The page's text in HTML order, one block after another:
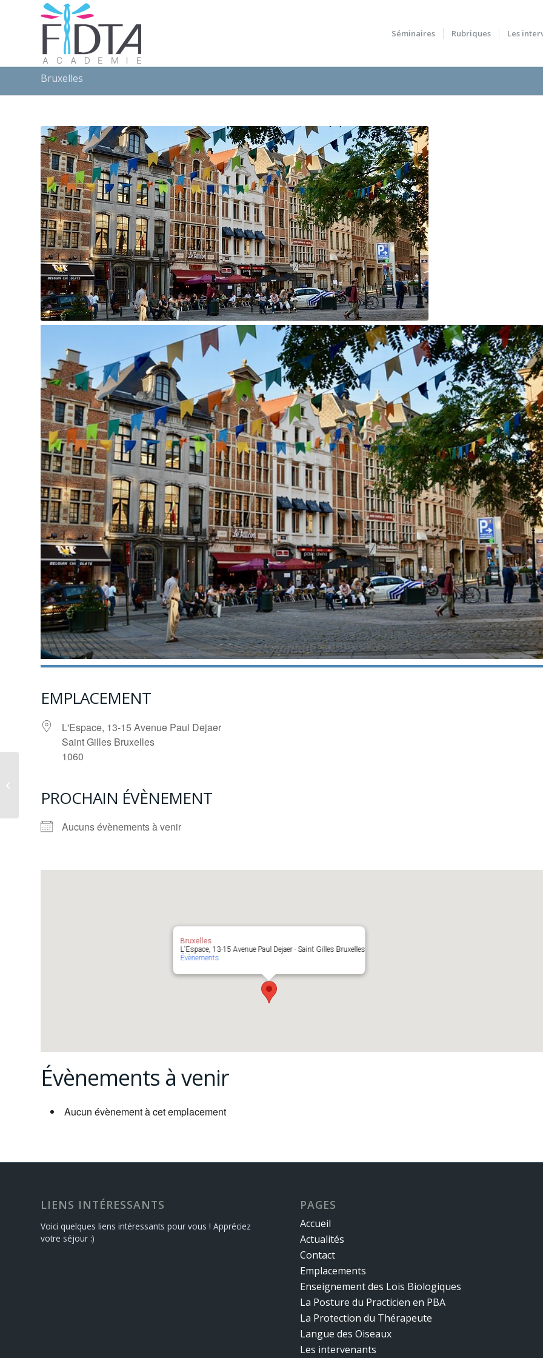
Séminaires Rubriques Les
Bruxelles
EMPLACEMENT
L'Espace, 13-15 Avenue Paul Dejaer
Saint Gilles Bruxelles
1060
PROCHAIN ÉVÈNEMENT
Aucuns évènements à venir
Bruxelles
L'Espace, 13-15 Avenue Paul Dejaer - Saint Gilles Bruxelles
Évènements
Évènements à venir
Aucun évènement à cet emplacement
LIENS INTÉRESSANTS
Voici quelques liens intéressants pour vous ! Appréciez
votre séjour :)
PAGES
Accueil
Actualités
Contact
Emplacements
Enseignement des Lois Biologiques
La Posture du Practicien en PBA
La Protection du Thérapeute
Langue des Oiseaux
Les intervenants